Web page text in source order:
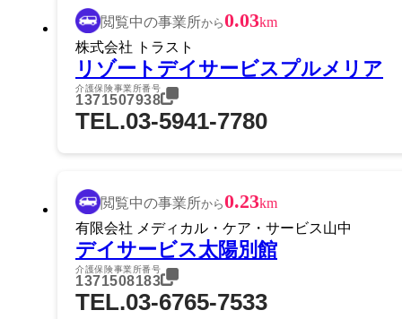
閲覧中の事業所から0.03km
株式会社 トラスト
リゾートデイサービスプルメリア
介護保険事業所番号
1371507938
TEL.03-5941-7780
閲覧中の事業所から0.23km
有限会社 メディカル・ケア・サービス山中
デイサービス太陽別館
介護保険事業所番号
1371508183
TEL.03-6765-7533